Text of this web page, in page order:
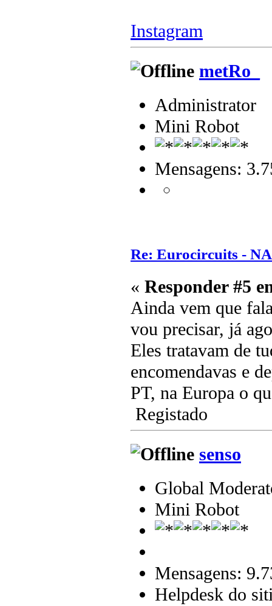
Instagram
metRo_
Administrator
Mini Robot
Mensagens:
Re: Eurocircuits -
« Responder #5
Ainda vem que
vou precisar, já
Eles tratavam de
encomendavas e
PT, na Europa o
Registado
senso
Global
Mini Robot
Mensagens:
Helpdesk do